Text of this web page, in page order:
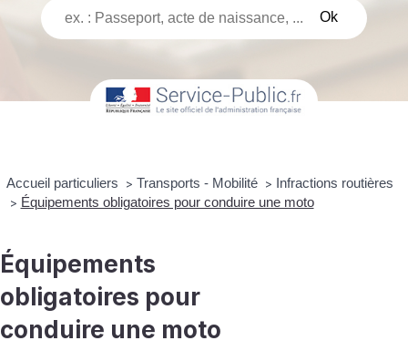
Accueil particuliers > Transports - Mobilité > Infractions routières
> Équipements obligatoires pour conduire une moto
Équipements
obligatoires pour
conduire une moto